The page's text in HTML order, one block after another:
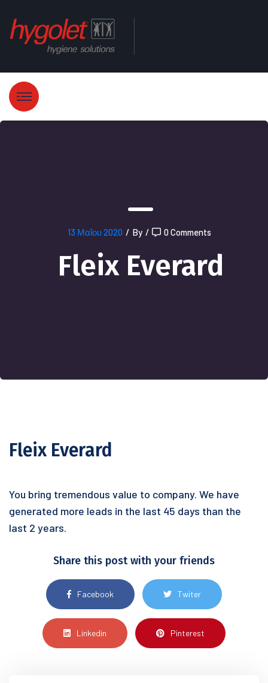
13 Μαΐου 2020 / By / 0 Comments
Fleix Everard
Fleix Everard
You bring tremendous value to company. We have
generated more leads in the last 45 days than the
last 2 years.
Share this post with your friends
Facebook Twiter
Linkedin Pinterest